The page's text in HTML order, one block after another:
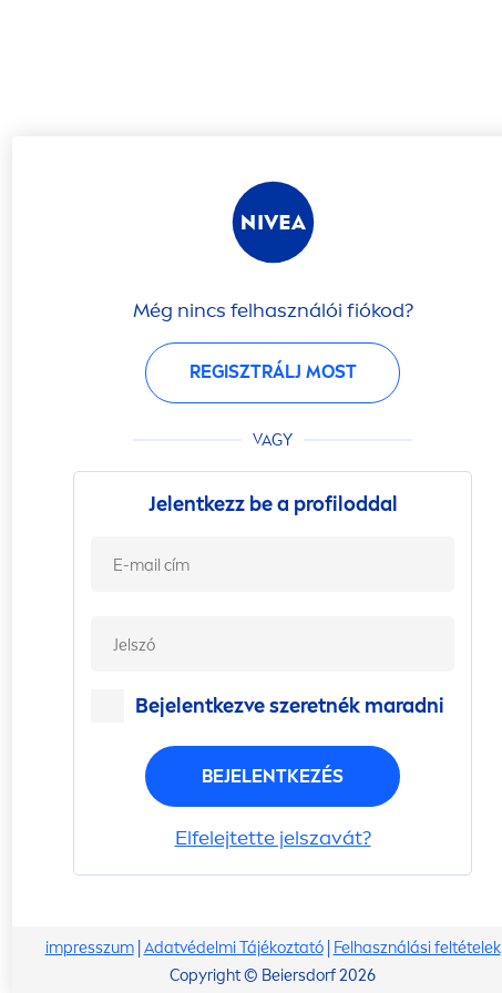
Még nincs felhasználói fiókod?
REGISZTRÁLJ MOST
VAGY
Jelentkezz be a profiloddal
Bejelentkezve szeretnék maradni
BEJELENTKEZÉS
Elfelejtette jelszavát?
impresszum| Adatvédelmi Tájékoztató|
Felhasználási feltételek
Copyright © Beiersdorf 2026